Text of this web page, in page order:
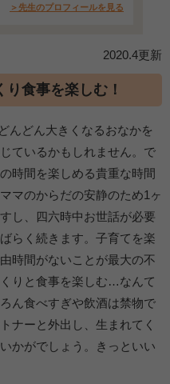
＞先生のプロフィールを見る
2020.4更新
食事を楽しむ！
んどん大きくなるおなかを
ているかもしれません。で
時間を楽しめる貴重な時間
マのからだの安静のため1ヶ
し、四六時中お世話が必要
らく続きます。子育てを楽
時間がないことが最大の不
りと食事を楽しむ…なんて
ん食べすぎや飲酒は禁物で
ナーと外出し、生まれてく
かがでしょう。きっといい